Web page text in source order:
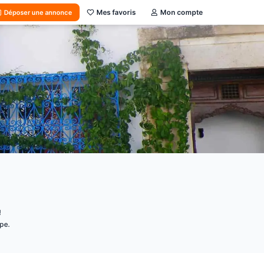
Déposer une annonce Mes favoris Mon compte